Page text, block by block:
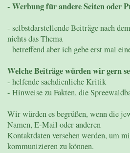
- Werbung für andere Seiten oder
- selbstdarstellende Beiträge nach
nichts das Thema
betreffend aber ich gebe erst mal
Welche Beiträge würden wir gern
- helfende sachdienliche Kritik
- Hinweise zu Fakten, die
Wir würden es begrüßen, wenn die
Namen, E-Mail oder anderen
Kontaktdaten versehen werden, um
kommunizieren zu können.